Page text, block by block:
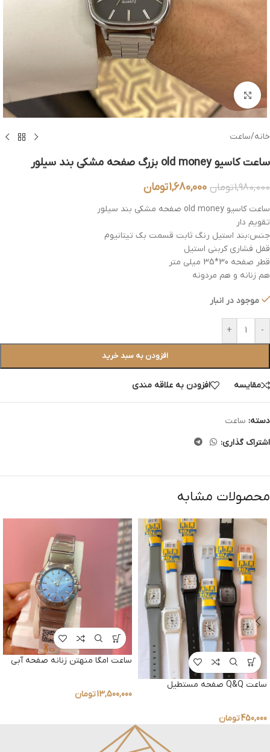
بزرگنمایی تصویر
خانه/ساعت
ساعت کاسیو old money بزرگ صفحه مشکی بند سیلور
1,980,000تومان 1,680,000تومان
ساعت کاسیو old money صفحه مشکی بند سیلور
تقویم دار
جنس:بند استیل رنگ ثابت قسمت بک تیتانیوم
قفل فشاری کربنی استیل
قطر صفحه 30*35 میلی متر
هم زنانه و هم مردونه
موجود در انبار
-
+
افزودن به سبد خرید
مقایسه افزودن به علاقه مندی
دسته: ساعت
اشتراک گذاری:
محصولات مشابه
ساعت Q&Q صفحه مستطیل
450,000تومان
ساعت امگا منهتن زنانه صفحه آبی
13,500,000تومان